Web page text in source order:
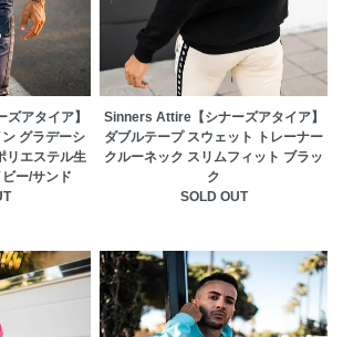
アタイア】
グラデーシ
リエステル生
ー/サンド
Sinners Attire【シナーズアタイア】
ダブルテープ スウェット トレーナー
クルーネック スリムフィット ブラッ
ク
SOLD OUT